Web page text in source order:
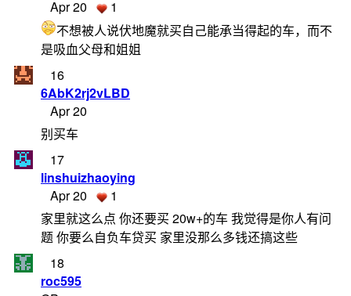
Apr 20
1
不想被人说伏地魔就买自己能承当得起的车，而不
是吸血父母和姐姐
16
6AbK2rj2vLBD
Apr 20
别买车
17
linshuizhaoying
Apr 20
1
家里就这么点 你还要买 20w+的车 我觉得是你人有问
题 你要么自负车贷买 家里没那么多钱还搞这些
18
roc595